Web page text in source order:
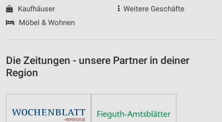
Kaufhäuser
Möbel & Wohnen
Weitere Geschäfte
Die Zeitungen - unsere Partner in deiner
Region